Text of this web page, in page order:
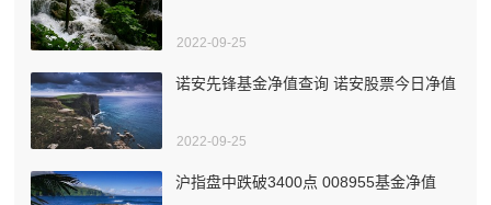
2022-09-25
诺安先锋基金净值查询 诺安股票今日净值
2022-09-25
沪指盘中跌破3400点 008955基金净值